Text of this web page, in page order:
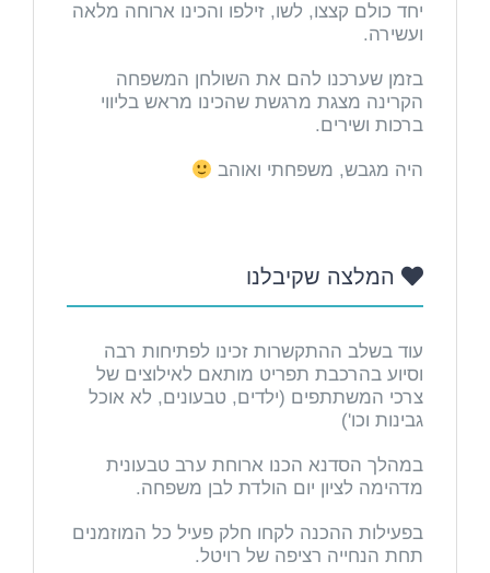
יחד כולם קצצו, לשו, זילפו והכינו ארוחה מלאה
ועשירה.
בזמן שערכנו להם את השולחן המשפחה
הקרינה מצגת מרגשת שהכינו מראש בליווי
ברכות ושירים.
היה מגבש, משפחתי ואוהב
המלצה שקיבלנו
עוד בשלב ההתקשרות זכינו לפתיחות רבה
וסיוע בהרכבת תפריט מותאם לאילוצים של
צרכי המשתתפים (ילדים, טבעונים, לא אוכל
גבינות וכו')
במהלך הסדנא הכנו ארוחת ערב טבעונית
מדהימה לציון יום הולדת לבן משפחה.
בפעילות ההכנה לקחו חלק פעיל כל המוזמנים
תחת הנחייה רציפה של רויטל.